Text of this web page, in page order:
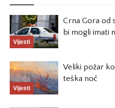
Vijesti
Crna Gora od
bi mogli imati
Vijesti
Veliki požar
teška noć